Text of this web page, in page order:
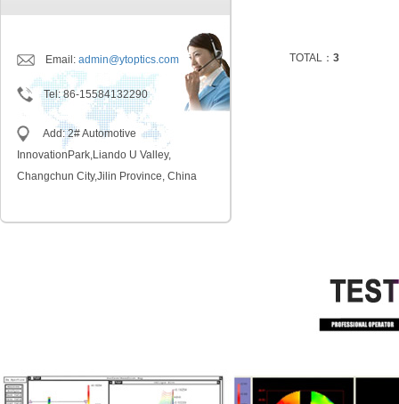
Email: admin@ytoptics.com
Tel :86-15584132290
Add: 2# Automotive
InnovationPark,Liando U Valley,
Changchun City,Jilin Province, China
TOTAL： 3